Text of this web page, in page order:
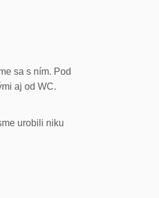
sa s ním. Pod
aj od WC.
urobili niku